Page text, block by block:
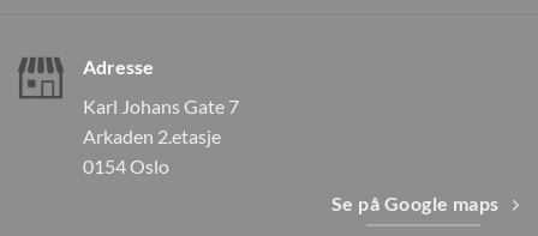
Adresse
Karl Johans Gate 7
Arkaden 2.etasje
0154 Oslo
Se på Google maps